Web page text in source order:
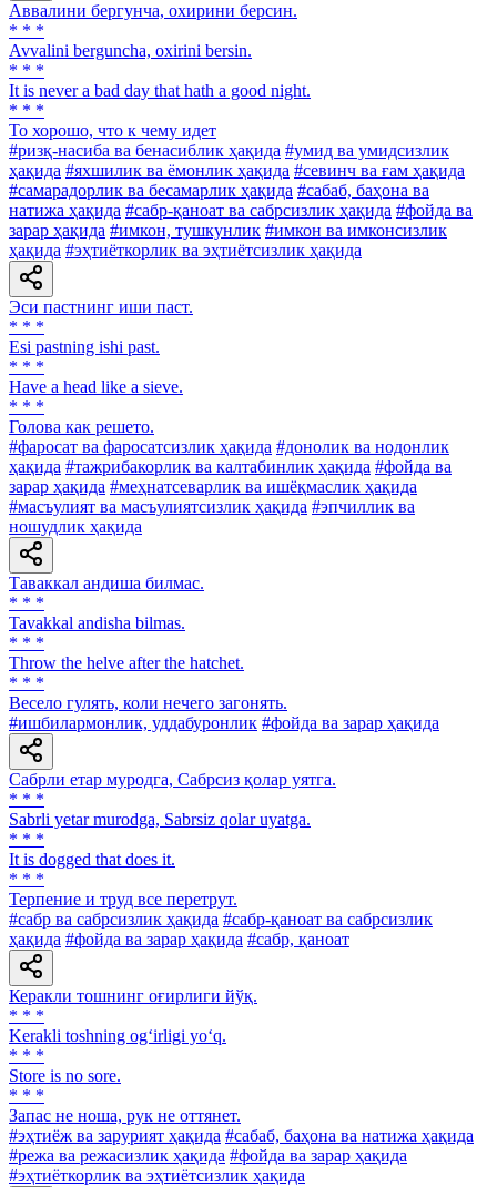
Аввалини бергунча, охирини берсин.
* * *
Avvalini berguncha, oxirini bersin.
* * *
It is never a bad day that hath a good night.
* * *
To хорошо, что к чему идет
#ризқ-насиба ва бенасиблик ҳақида #умид ва умидсизлик
ҳақида #яхшилик ва ёмонлик ҳақида #севинч ва ғам ҳақида
#самарадорлик ва бесамарлик ҳақида #сабаб, баҳона ва
натижа ҳақида #сабр-қаноат ва сабрсизлик ҳақида #фойда ва
зарар ҳақида #имкон, тушкунлик #имкон ва имконсизлик
ҳақида #эҳтиёткорлик ва эҳтиётсизлик ҳақида
Эси пастнинг иши паст.
* * *
Esi pastning ishi past.
* * *
Have a head like a sieve.
* * *
Голова как решето.
#фаросат ва фаросатсизлик ҳақида #донолик ва нодонлик
ҳақида #тажрибакорлик ва калтабинлик ҳақида #фойда ва
зарар ҳақида #меҳнатсеварлик ва ишёқмаслик ҳақида
#масъулият ва масъулиятсизлик ҳақида #эпчиллик ва
ношудлик ҳақида
Таваккал андиша билмас.
* * *
Tavakkal andisha bilmas.
* * *
Throw the helve after the hatchet.
* * *
Весело гулять, коли нечего загонять.
#ишбилармонлик, уддабуронлик #фойда ва зарар ҳақида
Сабрли етар муродга, Сабрсиз қолар уятга.
* * *
Sabrli yetar murodga, Sabrsiz qolar uyatga.
* * *
It is dogged that does it.
* * *
Терпение и труд все перетрут.
#сабр ва сабрсизлик ҳақида #сабр-қаноат ва сабрсизлик
ҳақида #фойда ва зарар ҳақида #сабр, қаноат
Керакли тошнинг оғирлиги йўқ.
* * *
Kerakli toshning og‘irligi yo‘q.
* * *
Store is no sore.
* * *
Запас не ноша, рук не оттянет.
#эҳтиёж ва зарурият ҳақида #сабаб, баҳона ва натижа ҳақида
#режа ва режасизлик ҳақида #фойда ва зарар ҳақида
#эҳтиёткорлик ва эҳтиётсизлик ҳақида